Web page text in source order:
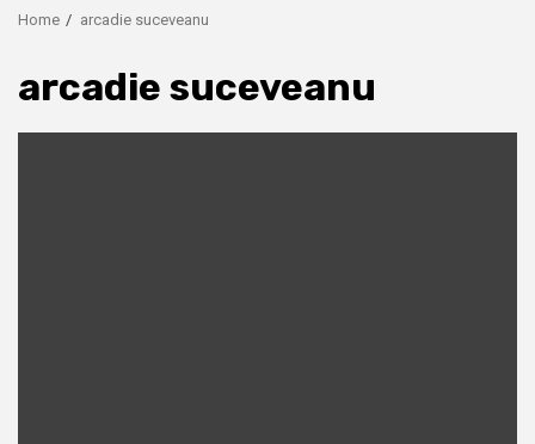
Home arcadie suceveanu
arcadie suceveanu